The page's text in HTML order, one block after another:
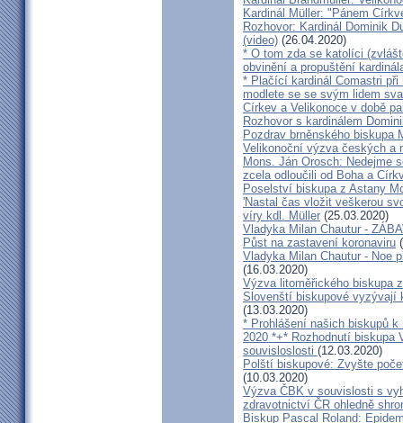
Kardinál Müller: "Pánem
Rozhovor: Kardinál Dominik
(video) (26.04.2020)
* O tom zda se katolíci
obvinění a propuštění
* Plačící kardinál Comastri
modlete se se svým lidem
Církev a Velikonoce v době
Rozhovor s kardinálem
Pozdrav brněnského biskupa
Velikonoční výzva českých a
Mons. Ján Orosch: Nedejme
zcela odloučili od Boha a
Poselství biskupa z Astany
'Nastal čas vložit veškerou
víry kdl. Müller (25.03.2020)
Vladyka Milan Chautur -
Půst na zastavení koronaviru
Vladyka Milan Chautur - Noe
(16.03.2020)
Výzva litoměřického biskupa
Slovenští biskupové vyzývají
(13.03.2020)
* Prohlášení našich biskupů
2020 *+* Rozhodnutí biskupa
souvisloslosti (12.03.2020)
Polští biskupové: Zvyšte
(10.03.2020)
Výzva ČBK v souvislosti s
zdravotnictví ČR ohledně
Biskup Pascal Roland: